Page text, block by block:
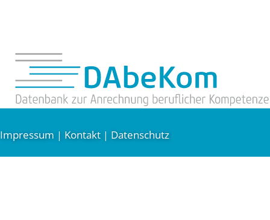
Impressum | Kontakt | Datenschutz